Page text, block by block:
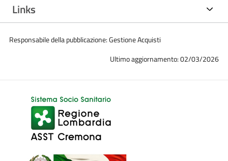
Links
Responsabile della pubblicazione: Gestione Acquisti
Ultimo aggiornamento: 02/03/2026